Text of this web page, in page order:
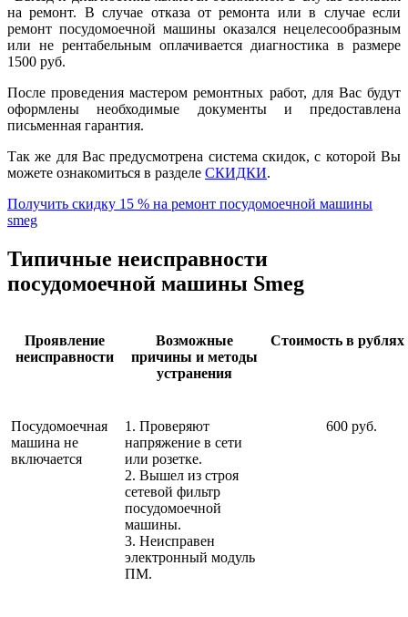
на ремонт. В случае отказа от ремонта или в случае если
ремонт посудомоечной машины оказался нецелесообразным
или не рентабельным оплачивается диагностика в размере
1500 руб.
После проведения мастером ремонтных работ, для Вас будут
оформлены необходимые документы и предоставлена
письменная гарантия.
Так же для Вас предусмотрена система скидок, с которой Вы
можете ознакомиться в разделе СКИДКИ.
Получить скидку 15 % на ремонт посудомоечной машины
smeg
Типичные неисправности
посудомоечной машины Smeg
Проявление
неисправности
Возможные
причины и методы
устранения
Стоимость в рублях
Посудомоечная
машина не
включается
1. Проверяют
напряжение в сети
или розетке.
2. Вышел из строя
сетевой фильтр
посудомоечной
машины.
3. Неисправен
электронный модуль
ПМ.
600 руб.